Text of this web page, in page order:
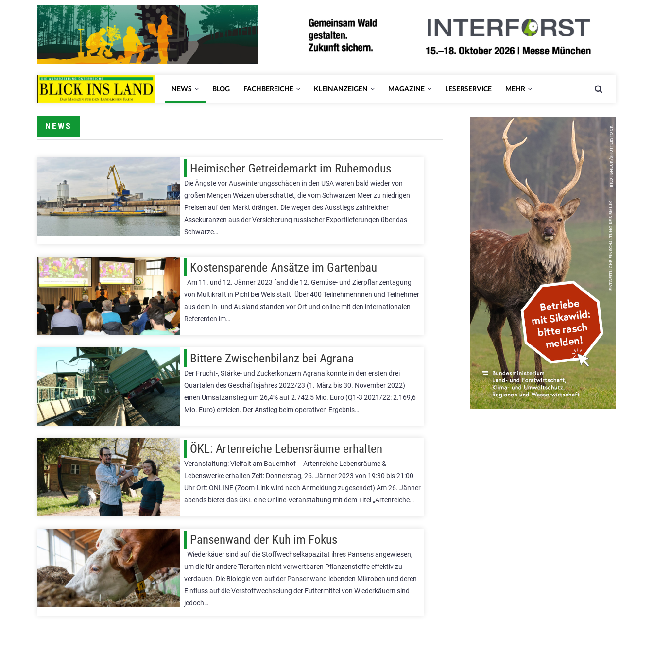
NEWS BLOG FACHBEREICHE KLEINANZEIGEN MAGAZINE LESERSERVICE MEHR
NEWS
Heimischer Getreidemarkt im Ruhemodus
Die Ängste vor Auswinterungsschäden in den USA waren bald wieder von
großen Mengen Weizen überschattet, die vom Schwarzen Meer zu niedrigen
Preisen auf den Markt drängen. Die wegen des Ausstiegs zahlreicher
Assekuranzen aus der Versicherung russischer Exportlieferungen über das
Schwarze…
Kostensparende Ansätze im Gartenbau
Am 11. und 12. Jänner 2023 fand die 12. Gemüse- und Zierpflanzentagung
von Multikraft in Pichl bei Wels statt. Über 400 Teilnehmerinnen und Teilnehmer
aus dem In- und Ausland standen vor Ort und online mit den internationalen
Referenten im…
Bittere Zwischenbilanz bei Agrana
Der Frucht-, Stärke- und Zuckerkonzern Agrana konnte in den ersten drei
Quartalen des Geschäftsjahres 2022/23 (1. März bis 30. November 2022)
einen Umsatzanstieg um 26,4% auf 2.742,5 Mio. Euro (Q1-3 2021/22: 2.169,6
Mio. Euro) erzielen. Der Anstieg beim operativen Ergebnis…
ÖKL: Artenreiche Lebensräume erhalten
Veranstaltung: Vielfalt am Bauernhof – Artenreiche Lebensräume &
Lebenswerke erhalten Zeit: Donnerstag, 26. Jänner 2023 von 19:30 bis 21:00
Uhr Ort: ONLINE (Zoom-Link wird nach Anmeldung zugesendet) Am 26. Jänner
abends bietet das ÖKL eine Online-Veranstaltung mit dem Titel „Artenreiche…
Pansenwand der Kuh im Fokus
Wiederkäuer sind auf die Stoffwechselkapazität ihres Pansens angewiesen,
um die für andere Tierarten nicht verwertbaren Pflanzenstoffe effektiv zu
verdauen. Die Biologie von auf der Pansenwand lebenden Mikroben und deren
Einfluss auf die Verstoffwechselung der Futtermittel von Wiederkäuern sind
jedoch…